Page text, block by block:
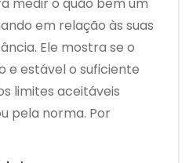
em relação às suas
Ele mostra se o
e estável o suficiente
limites aceitáveis
pela norma. Por